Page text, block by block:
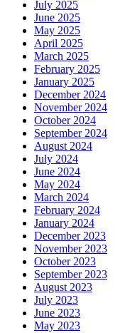
July 2025
June 2025
May 2025
April 2025
March 2025
February 2025
January 2025
December 2024
November 2024
October 2024
September 2024
August 2024
July 2024
June 2024
May 2024
March 2024
February 2024
January 2024
December 2023
November 2023
October 2023
September 2023
August 2023
July 2023
June 2023
May 2023